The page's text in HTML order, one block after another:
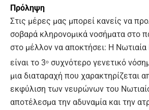
Πρόληψη
Στις μέρες μας μπορεί κανείς να
σοβαρά κληρονομικά νοσήματα στο
στο μέλλον να αποκτήσει: Η
είναι το 3ο συχνότερο γενετικό
μια διαταραχή που χαρακτηρίζεται
εκφύλιση των νευρώνων του
αποτέλεσμα την αδυναμία και την